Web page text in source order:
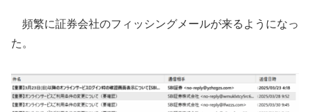
頻繁に証券会社のフィッシングメールが来るようになっ
た。